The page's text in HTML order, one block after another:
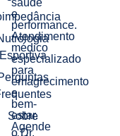
e
performance.
Atendimento
médico
especializado
para
emagrecimento
e
bem-
estar.
Agende
Sobre
o Dr.